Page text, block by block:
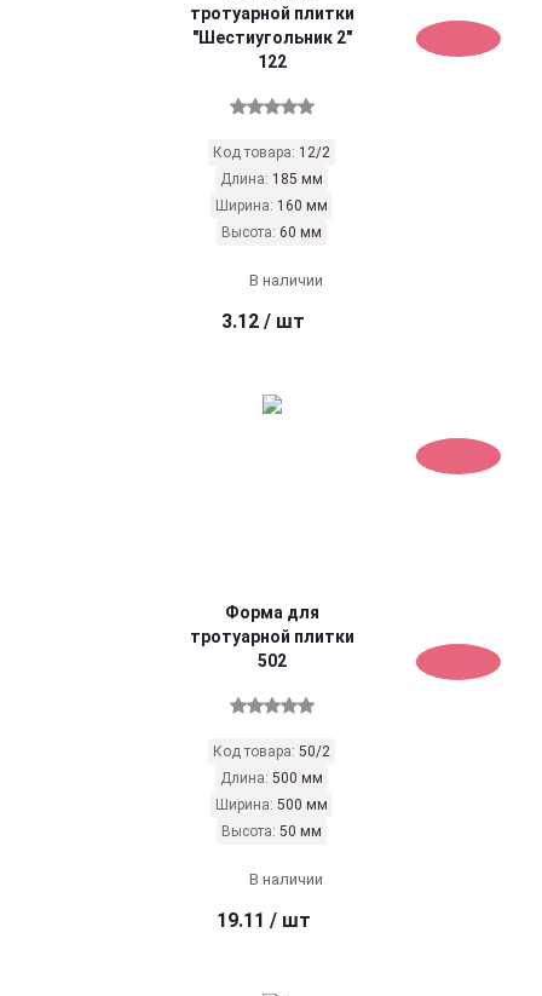
тротуарной плитки
"Шестиугольник 2"
122
Код товара: 12/2
Длина: 185 мм
Ширина: 160 мм
Высота: 60 мм
В наличии
3.12 / шт
Форма для
тротуарной плитки
502
Код товара: 50/2
Длина: 500 мм
Ширина: 500 мм
Высота: 50 мм
В наличии
19.11 / шт